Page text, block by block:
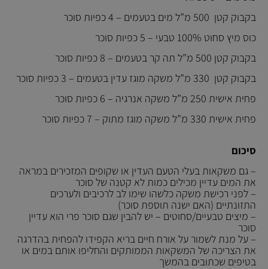
בקבוק קטן 500 מ”ל מים בטעמים – 4 כפיות סוכר
כוס מיץ סחוט 100% טבעי – 5 כפיות סוכר
בקבוק קטן 500 מ”ל תה קר בטעמים – 8 כפיות סוכר
בקבוק קטן 330 מ”ל משקה מוגז עדין בטעמים – 3 כפיות סוכר
פחית אישית 250 מ”ל משקה אנרגיה – 6 כפיות סוכר
פחית אישית 330 מ”ל משקה מוגז מתוק – 7 כפיות סוכר
סיכום
– גם משקאות בעלי הטעם העדין או שקופים המזכירים במראה
את המים עדיין מכילים כמות לא קטנה של סוכר
– לפני רכישת משקה כלשהו שימו לב לרכיבים ולערכים
התזונתיים (האם ישנה תוספת סוכר)
– מיצים טבעיים/סחוטים – יש להבין שגם סוכר פרי הוא עדיין
סוכר
– על מנת לשמור על אורח חיים בריא הקפידו להפחית בהדרגה
את הצריכה של המשקאות הממותקים והחליפו אותם במים או
בטיפים שכתובים בהמשך